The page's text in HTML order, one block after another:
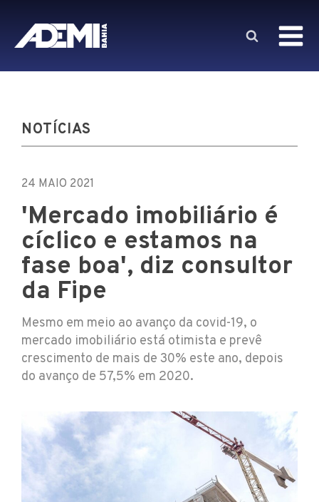
NOTÍCIAS
24 MAIO 2021
'Mercado imobiliário é
cíclico e estamos na
fase boa', diz consultor
da Fipe
Mesmo em meio ao avanço da covid-19, o
mercado imobiliário está otimista e prevê
crescimento de mais de 30% este ano, depois
do avanço de 57,5% em 2020.